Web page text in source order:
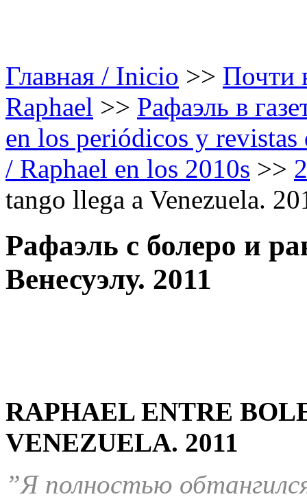
Главная / Inicio >> Почти
Raphael >> Рафаэль в
en los periódicos y
/ Raphael en los 2010s >>
tango llega a Venezuela.
Рафаэль с болеро и
Венесуэлу. 2011
RAPHAEL ENTRE
VENEZUELA. 2011
”Я полностью